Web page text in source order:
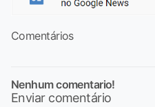
Comentários
Nenhum comentario!
Enviar comentário